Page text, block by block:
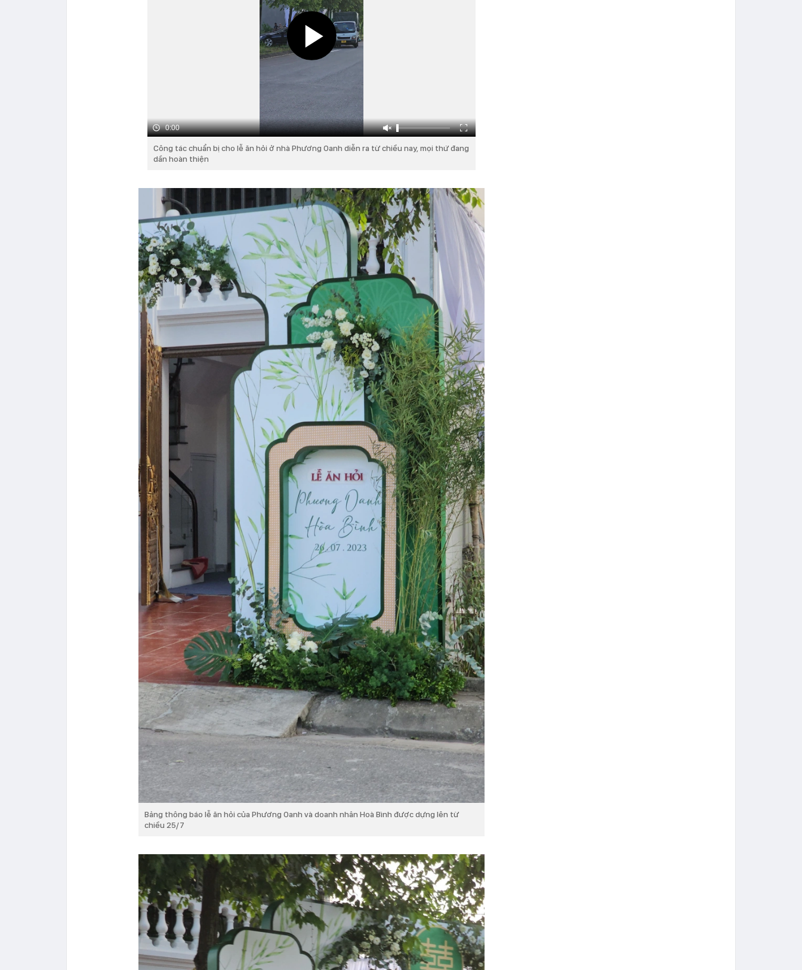
0:00
Công tác chuẩn bị cho lễ ăn hỏi ở nhà Phương Oanh diễn ra từ chiều nay, mọi thứ đang
dần hoàn thiện
Bảng thông báo lễ ăn hỏi của Phương Oanh và doanh nhân Hoà Bình được dựng lên từ
chiều 25/7